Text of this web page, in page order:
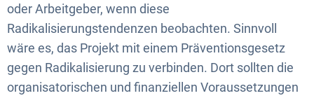
oder Arbeitgeber, wenn diese
Radikalisierungstendenzen beobachten. Sinnvoll
wäre es, das Projekt mit einem Präventionsgesetz
gegen Radikalisierung zu verbinden. Dort sollten die
organisatorischen und finanziellen Voraussetzungen